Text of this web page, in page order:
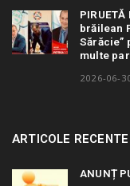
brăilean
Sărăcie”
multe
2026-06-
ARTICOLE RECENTE
ANUNȚ